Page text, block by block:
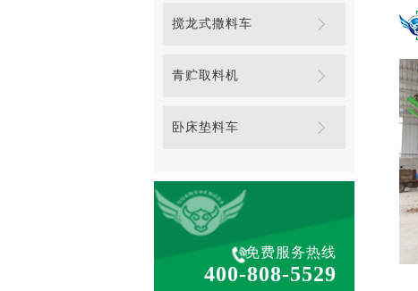
搅龙式撒料车
青贮取料机
卧床垫料车
免费服务热线
400-808-5529